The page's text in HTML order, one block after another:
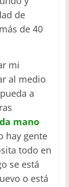
de
de 40
mi
al medio
a
mano
hay gente
todo en
se está
o está